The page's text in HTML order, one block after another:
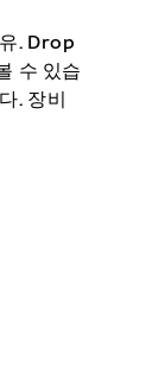
. Drop
수 있습
. 장비